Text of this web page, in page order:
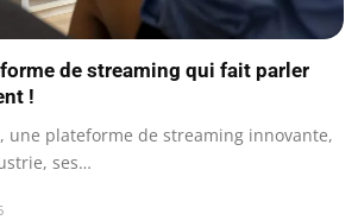
de streaming qui fait parler
!
une plateforme de streaming innovante,
ses…